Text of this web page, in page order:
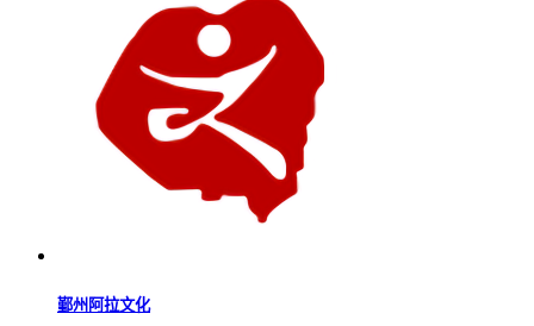
鄞州阿拉文化